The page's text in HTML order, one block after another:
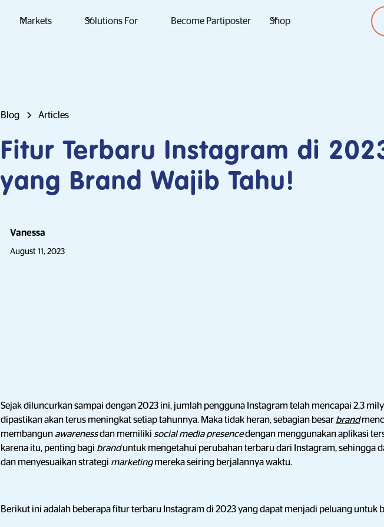
Markets Solutions For Become Partiposter Shop
Blog Articles
Fitur Terbaru Instagram di
yang Brand Wajib Tahu!
Vanessa
August 11, 2023
Sejak diluncurkan sampai dengan 2023 ini, jumlah pengguna Instagram telah mencapai 2,3
dipastikan akan terus meningkat setiap tahunnya. Maka tidak heran, sebagian besar brand
membangun awarenessdan memiliki social media presencedengan menggunakan aplikasi
karena itu, penting bagi branduntuk mengetahui perubahan terbaru dari Instagram, sehingga
dan menyesuaikan strategi marketingmereka seiring berjalannya waktu.
Berikut ini adalah beberapa fitur terbaru Instagram di 2023 yang dapat menjadi peluang untuk